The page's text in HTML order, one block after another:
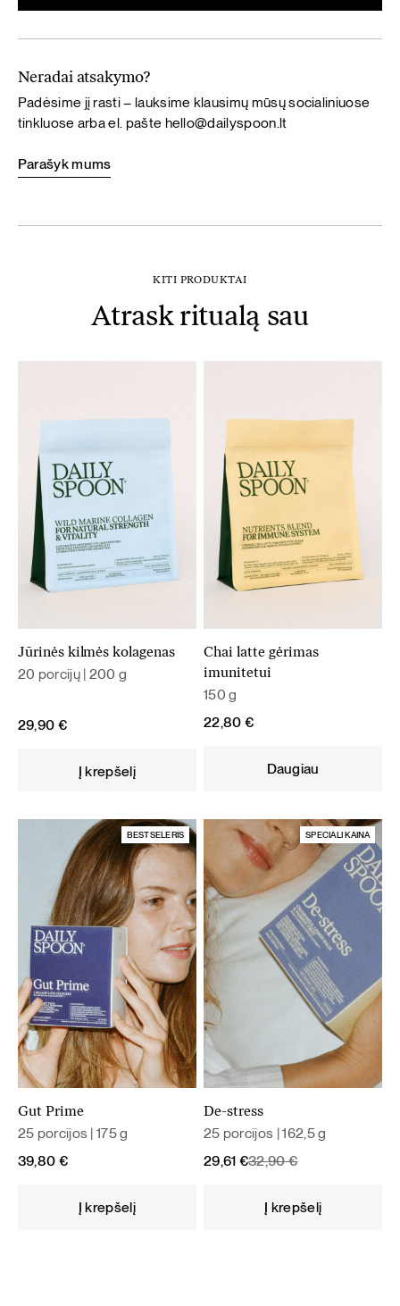
Neradai atsakymo?
Padėsime jį rasti – lauksime klausimų mūsų socialiniuose
tinkluose arba el. pašte hello@dailyspoon.lt
Parašyk mums
KITI PRODUKTAI
Atrask ritualą sau
Jūrinės kilmės kolagenas
20 porcijų | 200 g
29,90 €
Į krepšelį
Chai latte gėrimas
imunitetui
150 g
22,80 €
Daugiau
BESTSELERIS
Gut Prime
25 porcijos | 175 g
39,80 €
Į krepšelį
SPECIALI KAINA
De-stress
25 porcijos | 162,5 g
32,90€
Original
29,61 €
Current
Į krepšelį